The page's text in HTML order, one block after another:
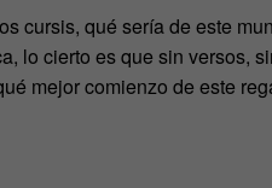
cursis, qué sería de este
lo cierto es que sin versos,
mejor comienzo de este